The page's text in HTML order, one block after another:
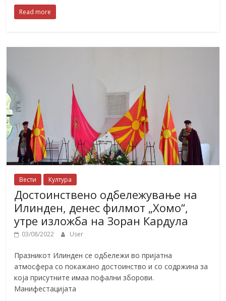
Read more
Вести Култура
Достоинствено одбележување на
Илинден, денес филмот „Хомо“,
утре изложба на Зоран Кардула
03/08/2022 User
Празникот Илинден се одбележи во пријатна
атмосфера со покажано достоинство и со содржина за
која присутните имаа пофални зборови.
Манифестацијата